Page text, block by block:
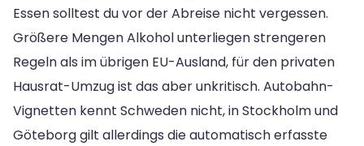
Essen solltest du vor der Abreise nicht vergessen.
Größere Mengen Alkohol unterliegen strengeren
Regeln als im übrigen EU-Ausland, für den privaten
Hausrat-Umzug ist das aber unkritisch. Autobahn-
Vignetten kennt Schweden nicht, in Stockholm und
Göteborg gilt allerdings die automatisch erfasste